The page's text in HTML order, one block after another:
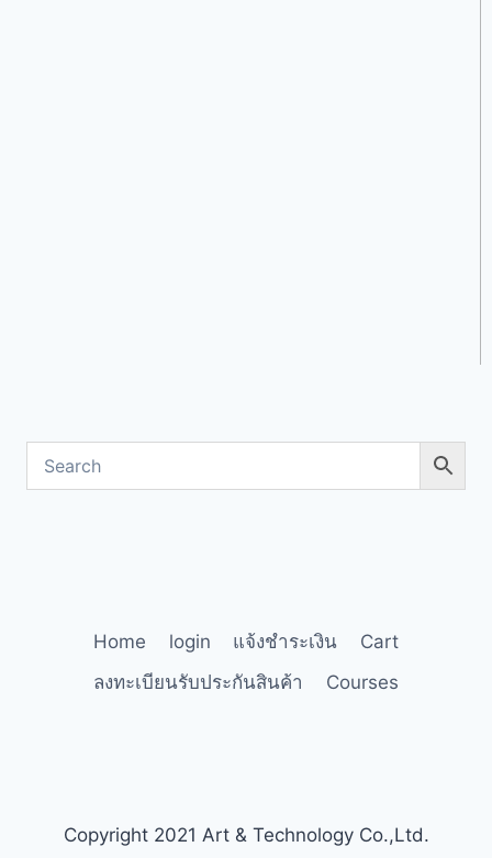
Home login แจ้งชำระเงิน
Cart
ลงทะเบียนรับประกันสินค้า
Courses
Copyright 2021 Art & Technology Co.,Ltd.